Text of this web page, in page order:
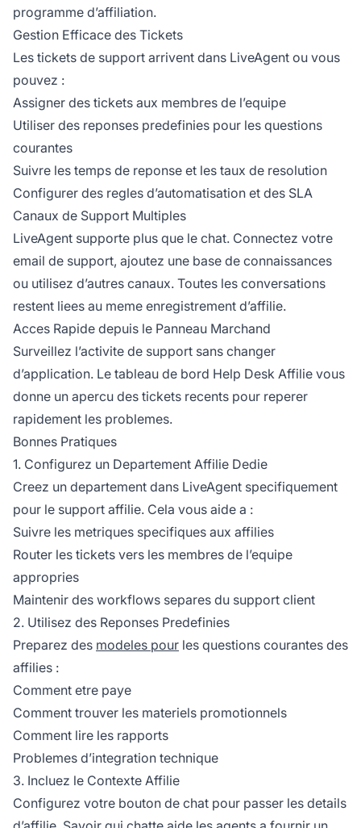
programme d’affiliation.
Gestion Efficace des Tickets
Les tickets de support arrivent dans LiveAgent ou vous
pouvez :
Assigner des tickets aux membres de l’equipe
Utiliser des reponses predefinies pour les questions
courantes
Suivre les temps de reponse et les taux de resolution
Configurer des regles d’automatisation et des SLA
Canaux de Support Multiples
LiveAgent supporte plus que le chat. Connectez votre
email de support, ajoutez une base de connaissances
ou utilisez d’autres canaux. Toutes les conversations
restent liees au meme enregistrement d’affilie.
Acces Rapide depuis le Panneau Marchand
Surveillez l’activite de support sans changer
d’application. Le tableau de bord Help Desk Affilie vous
donne un apercu des tickets recents pour reperer
rapidement les problemes.
Bonnes Pratiques
1. Configurez un Departement Affilie Dedie
Creez un departement dans LiveAgent specifiquement
pour le support affilie. Cela vous aide a :
Suivre les metriques specifiques aux affilies
Router les tickets vers les membres de l’equipe
appropries
Maintenir des workflows separes du support client
2. Utilisez des Reponses Predefinies
Preparez des modeles pour les questions courantes des
affilies :
Comment etre paye
Comment trouver les materiels promotionnels
Comment lire les rapports
Problemes d’integration technique
3. Incluez le Contexte Affilie
Configurez votre bouton de chat pour passer les details